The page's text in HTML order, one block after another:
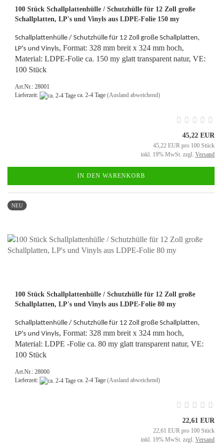
100 Stück Schallplattenhülle / Schutzhülle für 12 Zoll große
Schallplatten, LP's und Vinyls aus LDPE-Folie 150 my
Schallplattenhülle / Schutzhülle für 12 Zoll große Schallplatten,
LP's und Vinyls, Format: 328 mm breit x 324 mm hoch,
Material: LDPE-Folie ca. 150 my glatt transparent natur, VE:
100 Stück
Art.Nr.: 28001
Lieferzeit:
ca. 2-4 Tage (Ausland abweichend)
45,22 EUR
45,22 EUR pro 100 Stück
inkl. 19% MwSt. zzgl. Versand
IN DEN WARENKORB
NEU
100 Stück Schallplattenhülle / Schutzhülle für 12 Zoll große
Schallplatten, LP's und Vinyls aus LDPE-Folie 80 my
Schallplattenhülle / Schutzhülle für 12 Zoll große Schallplatten,
LP's und Vinyls, Format: 328 mm breit x 324 mm hoch,
Material: LDPE -Folie ca. 80 my glatt transparent natur, VE:
100 Stück
Art.Nr.: 28000
Lieferzeit:
ca. 2-4 Tage (Ausland abweichend)
22,61 EUR
22,61 EUR pro 100 Stück
inkl. 19% MwSt. zzgl. Versand